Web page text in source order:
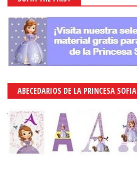
ABECEDARIOS DE LA PRINCESA SOFIA